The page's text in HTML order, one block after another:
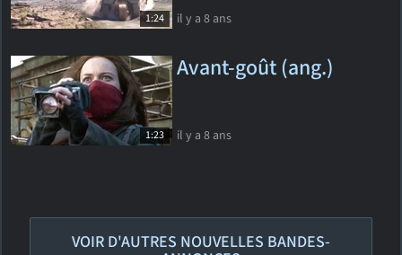
1:24 il y a 8 ans
1:23
Avant-goût (ang.)
il y a 8 ans
VOIR D'AUTRES NOUVELLES BANDES-